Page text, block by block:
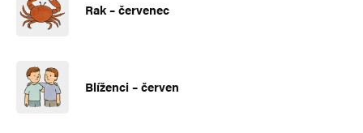
Rak – červenec
Blíženci – červen